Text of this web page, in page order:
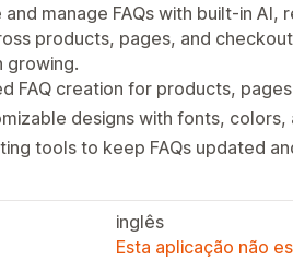
and manage FAQs with built-in
products, pages, and
growing.
FAQ creation for products,
designs with fonts, colors,
tools to keep FAQs updated
inglês
Esta aplicação não